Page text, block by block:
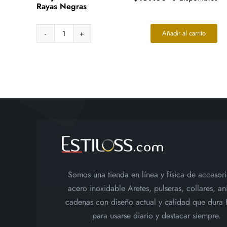
Rayas Negras
Collar
Esmalte
Añadir al carrito
Somos una tienda en línea y física de
acero inoxidable Aretes, pulseras, collares,
cadenas con diseño actual y calidad que dura
para usarse diario y destacar siempre.